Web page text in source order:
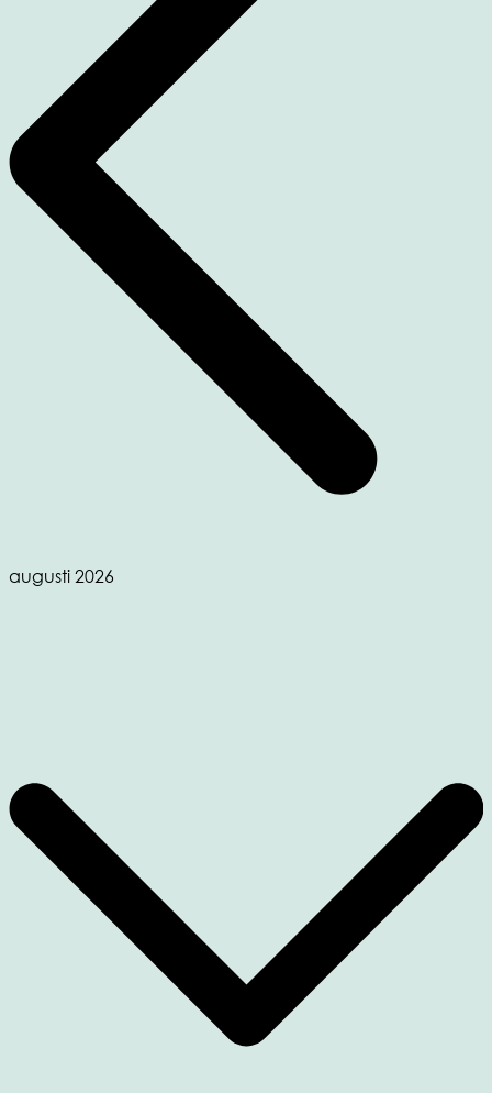
augusti 2026